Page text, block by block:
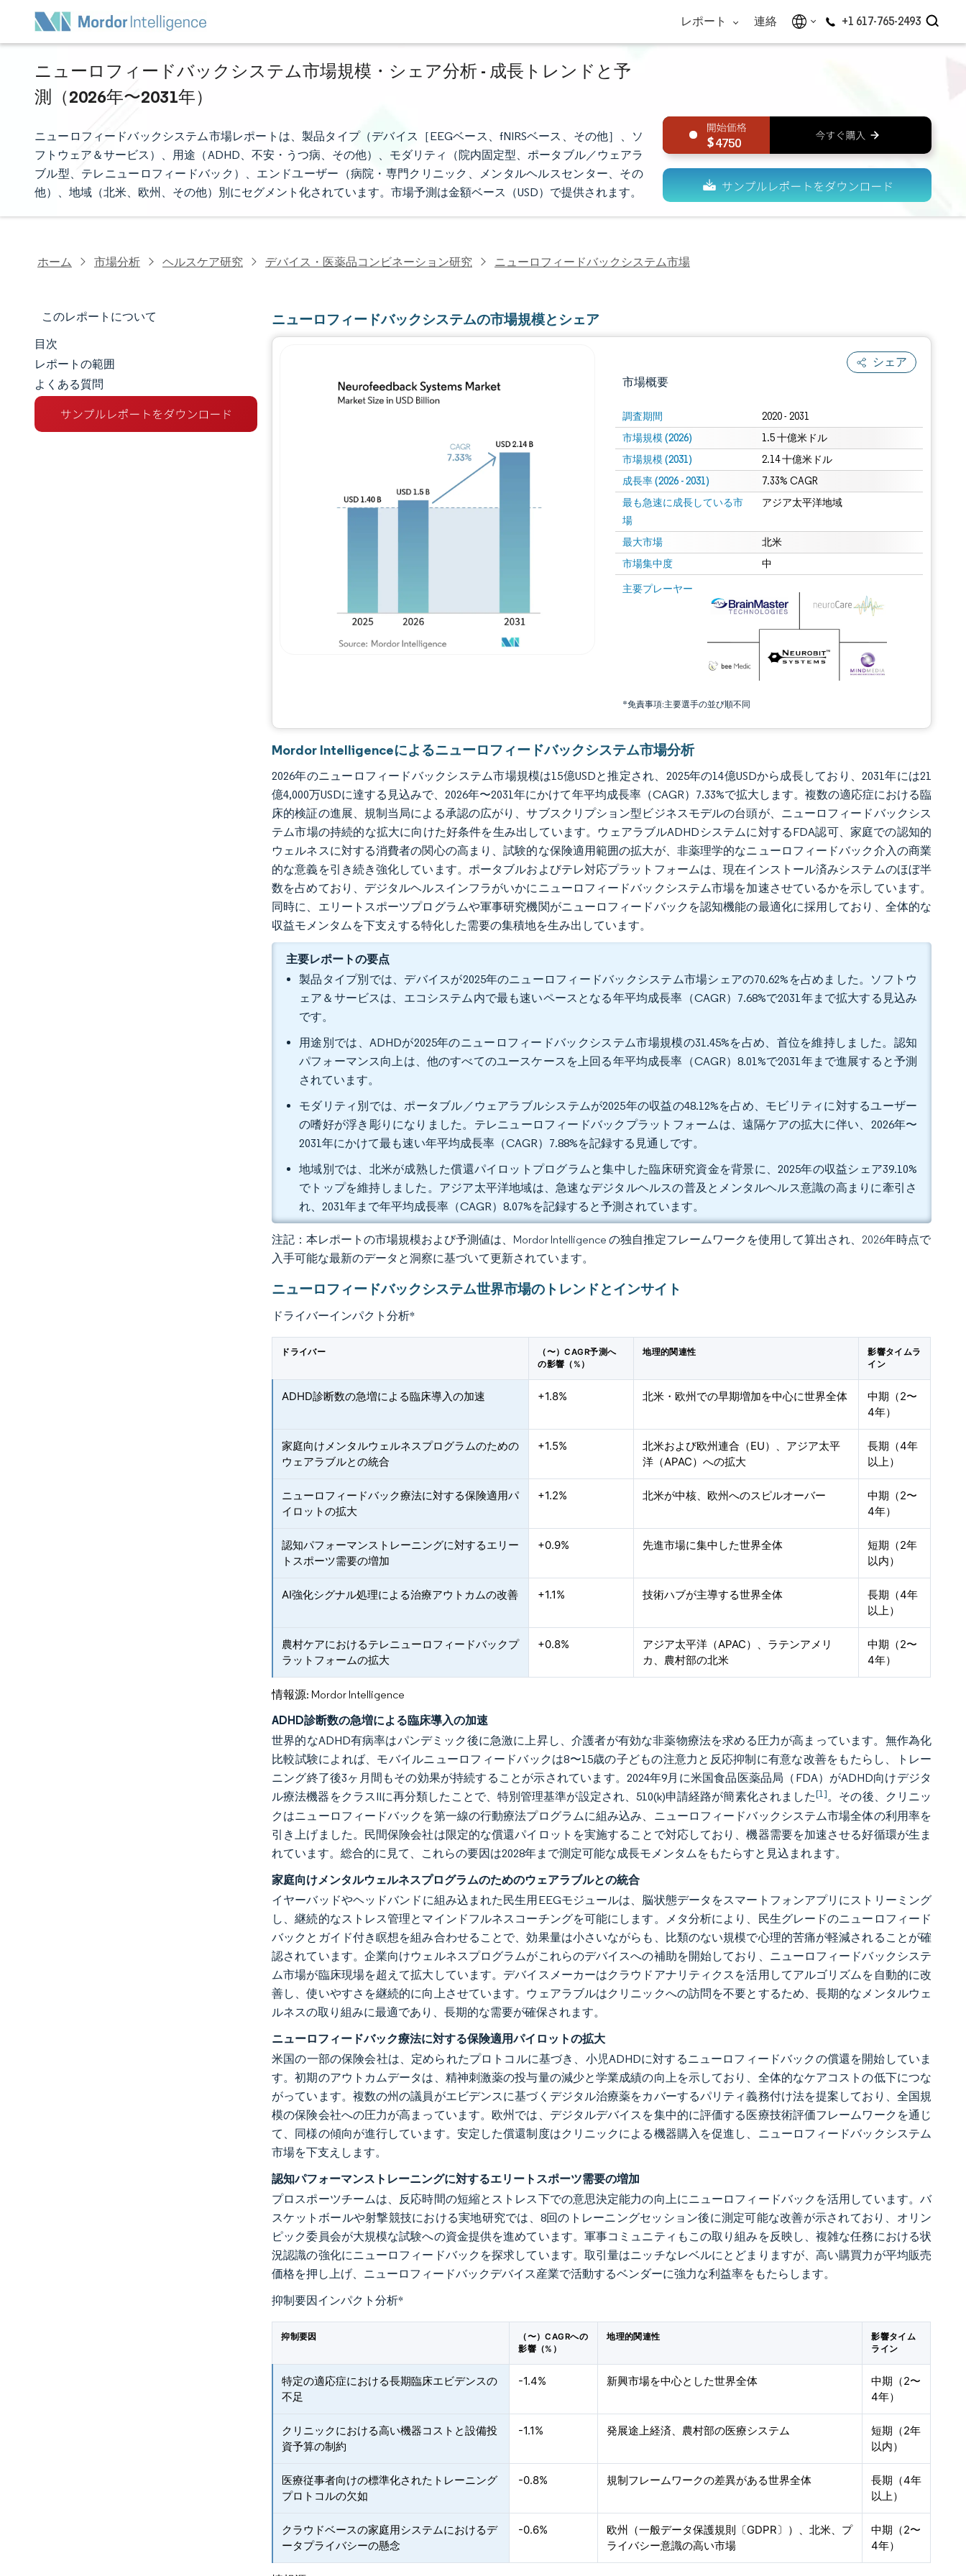
レポート 連絡 +1 617-765-2493
ニューロフィードバックシステム市場規模・シェア分析 - 成長トレンドと予
測（2026年〜2031年）
ニューロフィードバックシステム市場レポートは、製品タイプ（デバイス［EEGベース、fNIRSベース、その他］、ソ
フトウェア＆サービス）、用途（ADHD、不安・うつ病、その他）、モダリティ（院内固定型、ポータブル／ウェアラ
ブル型、テレニューロフィードバック）、エンドユーザー（病院・専門クリニック、メンタルヘルスセンター、その
他）、地域（北米、欧州、その他）別にセグメント化されています。市場予測は金額ベース（USD）で提供されます。
4750
ホーム 市場分析 ヘルスケア研究 デバイス・医薬品コンビネーション研究 ニューロフィードバックシステム市場
このレポートについて
市場規模とシェア
市場分析
トレンドとインサイト
目次
レポートの範囲
よくある質問
ニューロフィードバックシステムの市場規模とシェア
シェア
市場概要
調査期間 2020 - 2031
市場規模 (2026) 1.5 十億米ドル
市場規模 (2031) 2.14 十億米ドル
成長率 (2026 - 2031) 7.33% CAGR
最も急速に成長している市
場
アジア太平洋地域
最大市場 北米
市場集中度 中
主要プレーヤー
*免責事項:主要選手の並び順不同
画像 © Mordor Intelligence。再利用にはCC BY 4.0の表示が必要です。
画像 © Mordor Intelligence。再利用にはCC BY 4.0の表示が必要です。
Mordor Intelligenceによるニューロフィードバックシステム市場分析
2026年のニューロフィードバックシステム市場規模は15億USDと推定され、2025年の14億USDから成長しており、2031年には21
億4,000万USDに達する見込みで、2026年〜2031年にかけて年平均成長率（CAGR）7.33%で拡大します。複数の適応症における臨
床的検証の進展、規制当局による承認の広がり、サブスクリプション型ビジネスモデルの台頭が、ニューロフィードバックシス
テム市場の持続的な拡大に向けた好条件を生み出しています。ウェアラブルADHDシステムに対するFDA認可、家庭での認知的
ウェルネスに対する消費者の関心の高まり、試験的な保険適用範囲の拡大が、非薬理学的なニューロフィードバック介入の商業
的な意義を引き続き強化しています。ポータブルおよびテレ対応プラットフォームは、現在インストール済みシステムのほぼ半
数を占めており、デジタルヘルスインフラがいかにニューロフィードバックシステム市場を加速させているかを示しています。
同時に、エリートスポーツプログラムや軍事研究機関がニューロフィードバックを認知機能の最適化に採用しており、全体的な
収益モメンタムを下支えする特化した需要の集積地を生み出しています。
主要レポートの要点
製品タイプ別では、デバイスが2025年のニューロフィードバックシステム市場シェアの70.62%を占めました。ソフトウ
ェア＆サービスは、エコシステム内で最も速いペースとなる年平均成長率（CAGR）7.68%で2031年まで拡大する見込み
です。
用途別では、ADHDが2025年のニューロフィードバックシステム市場規模の31.45%を占め、首位を維持しました。認知
パフォーマンス向上は、他のすべてのユースケースを上回る年平均成長率（CAGR）8.01%で2031年まで進展すると予測
されています。
モダリティ別では、ポータブル／ウェアラブルシステムが2025年の収益の48.12%を占め、モビリティに対するユーザー
の嗜好が浮き彫りになりました。テレニューロフィードバックプラットフォームは、遠隔ケアの拡大に伴い、2026年〜
2031年にかけて最も速い年平均成長率（CAGR）7.88%を記録する見通しです。
地域別では、北米が成熟した償還パイロットプログラムと集中した臨床研究資金を背景に、2025年の収益シェア39.10%
でトップを維持しました。アジア太平洋地域は、急速なデジタルヘルスの普及とメンタルヘルス意識の高まりに牽引さ
れ、2031年まで年平均成長率（CAGR）8.07%を記録すると予測されています。
注記：本レポートの市場規模および予測値は、Mordor Intelligence の独自推定フレームワークを使用して算出され、2026年時点で
入手可能な最新のデータと洞察に基づいて更新されています。
ニューロフィードバックシステム世界市場のトレンドとインサイト
ドライバーインパクト分析*
ドライバー
（〜）CAGR予測へ
の影響（%）
地理的関連性
影響タイムラ
イン
ADHD診断数の急増による臨床導入の加速 +1.8% 北米・欧州での早期増加を中心に世界全体
中期（2〜
4年）
家庭向けメンタルウェルネスプログラムのための
ウェアラブルとの統合
+1.5%
北米および欧州連合（EU）、アジア太平
洋（APAC）への拡大
長期（4年
以上）
ニューロフィードバック療法に対する保険適用パ
イロットの拡大
+1.2% 北米が中核、欧州へのスピルオーバー
中期（2〜
4年）
認知パフォーマンストレーニングに対するエリー
トスポーツ需要の増加
+0.9% 先進市場に集中した世界全体
短期（2年
以内）
AI強化シグナル処理による治療アウトカムの改善 +1.1% 技術ハブが主導する世界全体
長期（4年
以上）
農村ケアにおけるテレニューロフィードバックプ
ラットフォームの拡大
+0.8%
アジア太平洋（APAC）、ラテンアメリ
カ、農村部の北米
中期（2〜
4年）
情報源: Mordor Intelligence
ADHD診断数の急増による臨床導入の加速
世界的なADHD有病率はパンデミック後に急激に上昇し、介護者が有効な非薬物療法を求める圧力が高まっています。無作為化
比較試験によれば、モバイルニューロフィードバックは8〜15歳の子どもの注意力と反応抑制に有意な改善をもたらし、トレー
ニング終了後3ヶ月間もその効果が持続することが示されています。2024年9月に米国食品医薬品局（FDA）がADHD向けデジタ
ル療法機器をクラスIIに再分類したことで、特別管理基準が設定され、510(k)申請経路が簡素化されました[1]。その後、クリニッ
クはニューロフィードバックを第一線の行動療法プログラムに組み込み、ニューロフィードバックシステム市場全体の利用率を
引き上げました。民間保険会社は限定的な償還パイロットを実施することで対応しており、機器需要を加速させる好循環が生ま
れています。総合的に見て、これらの要因は2028年まで測定可能な成長モメンタムをもたらすと見込まれます。
家庭向けメンタルウェルネスプログラムのためのウェアラブルとの統合
イヤーバッドやヘッドバンドに組み込まれた民生用EEGモジュールは、脳状態データをスマートフォンアプリにストリーミング
し、継続的なストレス管理とマインドフルネスコーチングを可能にします。メタ分析により、民生グレードのニューロフィード
バックとガイド付き瞑想を組み合わせることで、効果量は小さいながらも、比類のない規模で心理的苦痛が軽減されることが確
認されています。企業向けウェルネスプログラムがこれらのデバイスへの補助を開始しており、ニューロフィードバックシステ
ム市場が臨床現場を超えて拡大しています。デバイスメーカーはクラウドアナリティクスを活用してアルゴリズムを自動的に改
善し、使いやすさを継続的に向上させています。ウェアラブルはクリニックへの訪問を不要とするため、長期的なメンタルウェ
ルネスの取り組みに最適であり、長期的な需要が確保されます。
ニューロフィードバック療法に対する保険適用パイロットの拡大
米国の一部の保険会社は、定められたプロトコルに基づき、小児ADHDに対するニューロフィードバックの償還を開始していま
す。初期のアウトカムデータは、精神刺激薬の投与量の減少と学業成績の向上を示しており、全体的なケアコストの低下につな
がっています。複数の州の議員がエビデンスに基づくデジタル治療薬をカバーするパリティ義務付け法を提案しており、全国規
模の保険会社への圧力が高まっています。欧州では、デジタルデバイスを集中的に評価する医療技術評価フレームワークを通じ
て、同様の傾向が進行しています。安定した償還制度はクリニックによる機器購入を促進し、ニューロフィードバックシステム
市場を下支えします。
認知パフォーマンストレーニングに対するエリートスポーツ需要の増加
プロスポーツチームは、反応時間の短縮とストレス下での意思決定能力の向上にニューロフィードバックを活用しています。バ
スケットボールや射撃競技における実地研究では、8回のトレーニングセッション後に測定可能な改善が示されており、オリン
ピック委員会が大規模な試験への資金提供を進めています。軍事コミュニティもこの取り組みを反映し、複雑な任務における状
況認識の強化にニューロフィードバックを探求しています。取引量はニッチなレベルにとどまりますが、高い購買力が平均販売
価格を押し上げ、ニューロフィードバックデバイス産業で活動するベンダーに強力な利益率をもたらします。
抑制要因インパクト分析*
抑制要因
（〜）CAGRへの
影響（%）
地理的関連性
影響タイム
ライン
特定の適応症における長期臨床エビデンスの
不足
-1.4% 新興市場を中心とした世界全体
中期（2〜
4年）
クリニックにおける高い機器コストと設備投
資予算の制約
-1.1% 発展途上経済、農村部の医療システム
短期（2年
以内）
医療従事者向けの標準化されたトレーニング
プロトコルの欠如
-0.8% 規制フレームワークの差異がある世界全体
長期（4年
以上）
クラウドベースの家庭用システムにおけるデ
ータプライバシーの懸念
-0.6%
欧州（一般データ保護規則〔GDPR〕）、北米、プ
ライバシー意識の高い市場
中期（2〜
4年）